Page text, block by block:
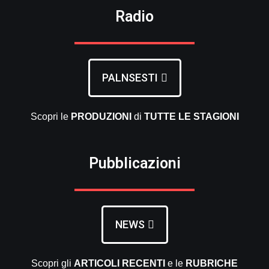
Radio
PALNSESTI
Scopri le PRODUZIONI di TUTTE LE STAGIONI
Pubblicazioni
NEWS
Scopri gli ARTICOLI RECENTI e le RUBRICHE